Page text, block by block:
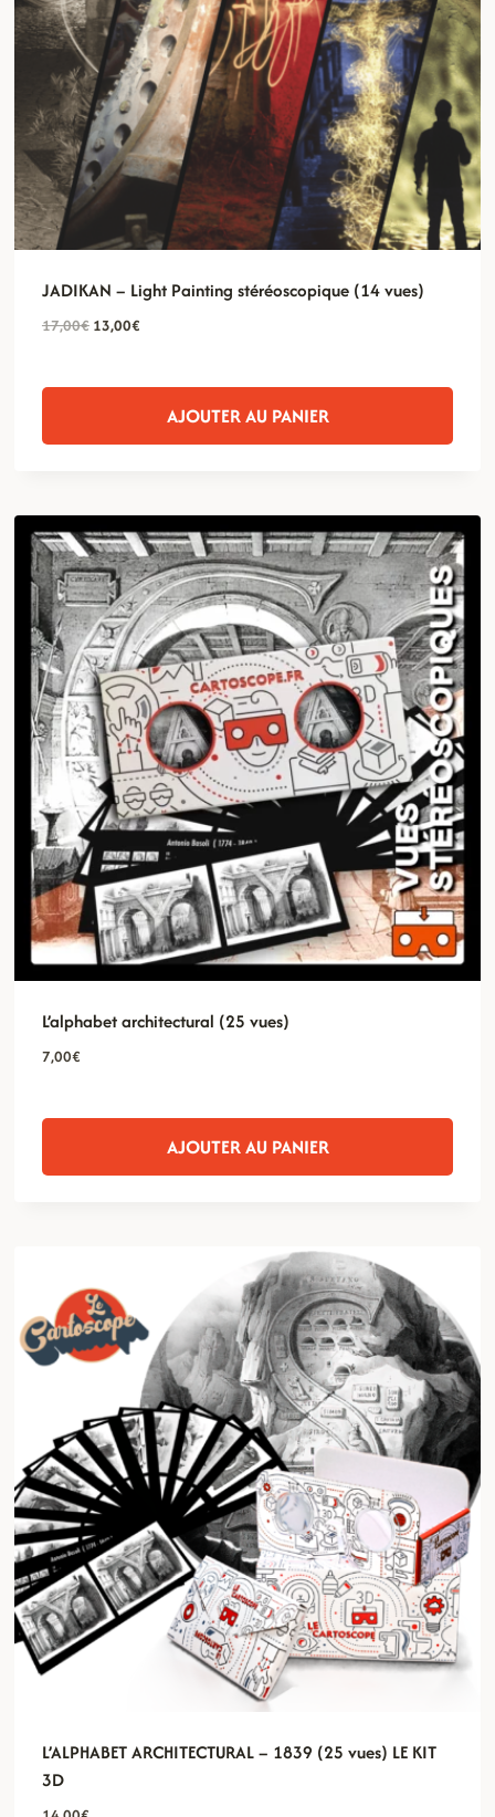
JADIKAN – Light Painting stéréoscopique (14 vues)
17,00€ Le
13,00€Le
13,00€.
AJOUTER AU PANIER
L’alphabet architectural (25 vues)
7,00€
AJOUTER AU PANIER
L’ALPHABET ARCHITECTURAL – 1839 (25 vues) LE KIT
3D